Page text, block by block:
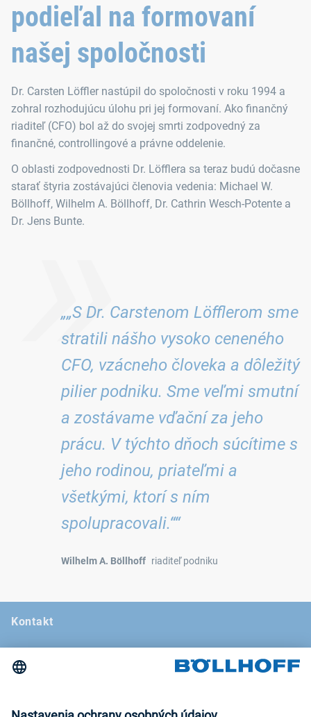
podieľal na formovaní
našej spoločnosti
Dr. Carsten Löffler nastúpil do spoločnosti v roku 1994 a
zohral rozhodujúcu úlohu pri jej formovaní. Ako finančný
riaditeľ (CFO) bol až do svojej smrti zodpovedný za
finančné, controllingové a právne oddelenie.
O oblasti zodpovednosti Dr. Löfflera sa teraz budú dočasne
starať štyria zostávajúci členovia vedenia: Michael W.
Böllhoff, Wilhelm A. Böllhoff, Dr. Cathrin Wesch-Potente a
Dr. Jens Bunte.
„„S Dr. Carstenom Löfflerom sme
stratili nášho vysoko ceneného
CFO, vzácneho človeka a dôležitý
pilier podniku. Sme veľmi smutní
a zostávame vďační za jeho
prácu. V týchto dňoch súcítime s
jeho rodinou, priateľmi a
všetkými, ktorí s ním
spolupracovali.““
Wilhelm A. Böllhoff riaditeľ podniku
»
Kontakt